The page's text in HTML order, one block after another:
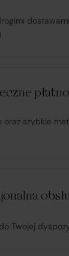
oraz szybkie
Twojej
i na rzecz
za